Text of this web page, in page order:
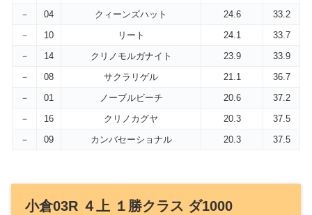
－
04 クィーンズハット 24.6
33.2
－
10 リート 24.1
33.7
－
14 クリノモルガナイト 23.9
33.9
－
08 サクラリゲル 21.1
36.7
－
01 ノーブルビーチ 20.6
37.2
－
16 クリノカグヤ 20.3
37.5
－
09 カンバセーショナル 20.3 37.5
小倉03R ４上 １勝クラス ダ1000